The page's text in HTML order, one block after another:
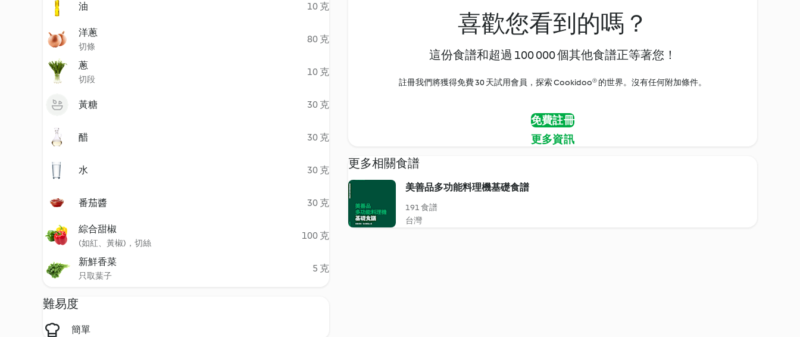
油 10 克
洋蔥
切條
80 克
蔥
切段
10 克
黃糖 30 克
醋 30 克
水 30 克
番茄醬 30 克
綜合甜椒
(如紅、黃椒)，切絲
100 克
新鮮香菜
只取葉子
5 克
難易度
簡單
喜歡您看到的嗎？
這份食譜和超過 100 000 個其他食譜正等著您！
註冊我們將獲得免費 30 天試用會員，探索 Cookidoo® 的世界。沒有任何附加條件。
免費註冊
更多資訊
更多相關食譜
美善品多功能料理機基礎食譜
191 食譜
台灣